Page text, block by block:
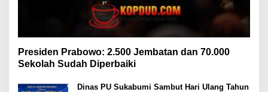
Presiden Prabowo: 2.500 Jembatan dan 70.000
Sekolah Sudah Diperbaiki
Dinas PU Sukabumi Sambut Hari Ulang Tahun